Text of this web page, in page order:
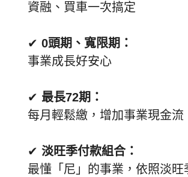
資融、買車一次搞定
✔ 0頭期、寬限期：
事業成長好安心
✔ 最長72期：
每月輕鬆繳，增加事業現金流
✔ 淡旺季付款組合：
最懂「尼」的事業，依照淡旺